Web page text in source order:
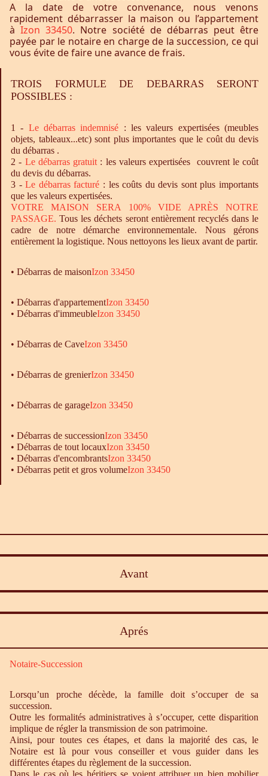
A la date de votre convenance, nous venons
rapidement débarrasser la maison ou l’appartement
àIzon 33450. Notre société de débarras peut être
payée par le notaire en charge de la succession, ce qui
vous évite de faire une avance de frais.
TROIS FORMULE DE DEBARRAS SERONT
POSSIBLES :
1 - Ledébarras indemnisé : les valeurs expertisées (meubles
objets, tableaux...etc) sont plus importantes que le coût du devis
du débarras .
2 - Le débarrasgratuit : les valeurs expertisées couvrent le coût
du devis du débarras.
3 -Le débarrasfacturé : les coûts du devis sont plus importants
que les valeurs expertisées.
VOTRE MAISON SERA 100% VIDE APRÈS NOTRE
PASSAGE. Tous les déchets seront entièrement recyclés dans le
cadre de notre démarche environnementale. Nous gérons
entièrement la logistique. Nous nettoyons les lieux avant de partir.
• Débarras de maisonIzon 33450
• Débarras d'appartementIzon 33450
• Débarras d'immeubleIzon 33450
• Débarras de CaveIzon 33450
• Débarras de grenierIzon 33450
• Débarras de garageIzon 33450
• Débarras de successionIzon 33450
• Débarras de tout locauxIzon 33450
• Débarras d'encombrantsIzon 33450
• Débarras petit et gros volumeIzon 33450
Avant
Aprés
Notaire-Succession
Lorsqu’un proche décède, la famille doit s’occuper de sa
succession.
Outre les formalités administratives à s’occuper, cette disparition
implique de régler la transmission de son patrimoine.
Ainsi, pour toutes ces étapes, et dans la majorité des cas, le
Notaire est là pour vous conseiller et vous guider dans les
différentes étapes du règlement de la succession.
Dans le cas où les héritiers se voient attribuer un bien mobilier